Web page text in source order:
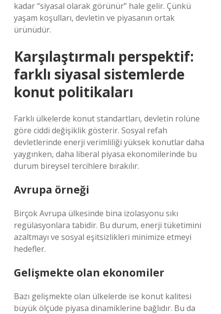
kadar “siyasal olarak görünür” hale gelir. Çünkü
yaşam koşulları, devletin ve piyasanın ortak
ürünüdür.
Karşılaştırmalı perspektif:
farklı siyasal sistemlerde
konut politikaları
Farklı ülkelerde konut standartları, devletin rolüne
göre ciddi değişiklik gösterir. Sosyal refah
devletlerinde enerji verimliliği yüksek konutlar daha
yaygınken, daha liberal piyasa ekonomilerinde bu
durum bireysel tercihlere bırakılır.
Avrupa örneği
Birçok Avrupa ülkesinde bina izolasyonu sıkı
regülasyonlara tabidir. Bu durum, enerji tüketimini
azaltmayı ve sosyal eşitsizlikleri minimize etmeyi
hedefler.
Gelişmekte olan ekonomiler
Bazı gelişmekte olan ülkelerde ise konut kalitesi
büyük ölçüde piyasa dinamiklerine bağlıdır. Bu da